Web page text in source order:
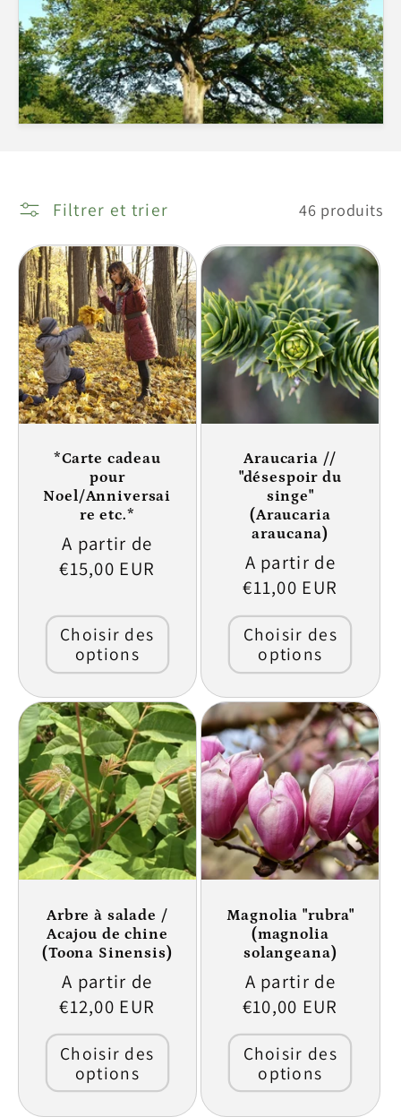
Filtrer et trier 46 produits
*Carte cadeau
pour
Noel/Anniversai
re etc.*
Prix
habituel
A partir de
€15,00 EUR
Choisir des
options
Araucaria //
"désespoir du
singe"
(Araucaria
araucana)
Prix
habituel
A partir de
€11,00 EUR
Choisir des
options
Arbre à salade /
Acajou de chine
(Toona Sinensis)
Prix
habituel
A partir de
€12,00 EUR
Choisir des
options
Magnolia "rubra"
(magnolia
solangeana)
Prix
habituel
A partir de
€10,00 EUR
Choisir des
options